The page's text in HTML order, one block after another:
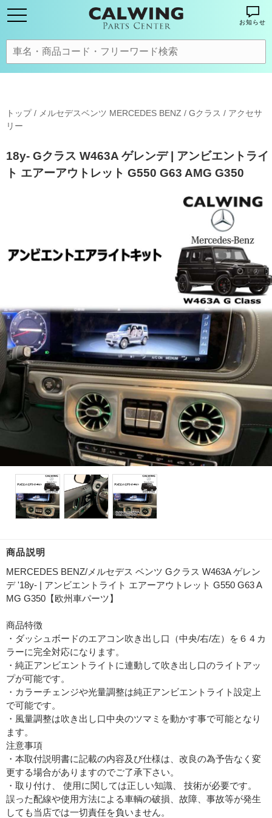
お知らせ
トップ/ メルセデスベンツ MERCEDES BENZ / Gクラス / アクセサ
リー
18y- Gクラス W463A ゲレンデ | アンビエントライ
ト エアーアウトレット G550 G63 AMG G350
商品説明
MERCEDES BENZ/メルセデス ベンツ Gクラス W463A ゲレン
デ '18y- | アンビエントライト エアーアウトレット G550 G63 A
MG G350【欧州車パーツ】
商品特徴
・ダッシュボードのエアコン吹き出し口（中央/右/左）を６４カ
ラーに完全対応になります。
・純正アンビエントライトに連動して吹き出し口のライトアッ
プが可能です。
・カラーチェンジや光量調整は純正アンビエントライト設定上
で可能です。
・風量調整は吹き出し口中央のツマミを動かす事で可能となり
ます。
注意事項
・本取付説明書に記載の内容及び仕様は、改良の為予告なく変
更する場合がありますのでご了承下さい。
・取り付け、 使用に関しては正しい知識、 技術が必要です。
誤った配線や使用方法による車輌の破損、故障、事故等が発生
しても当店では一切責任を負いません。